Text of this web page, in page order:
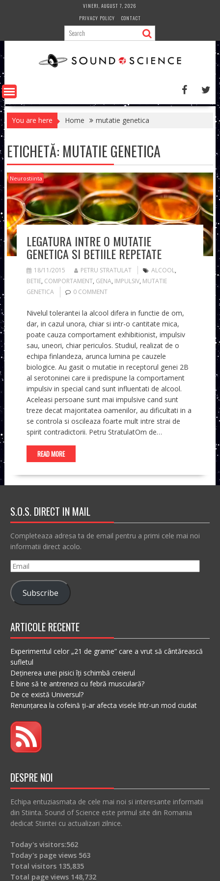
VINERI, AUGUST 7, 2026
PRIVACY POLICY
CONTACT
You are here Home mutatie genetica
ETICHETĂ: MUTATIE GENETICA
Neurostiinta
LEGATURA INTRE O MUTATIE
GENETICA SI BETIILE REPETATE
18/11/2015 PETRU STRATULAT ALCOOL,
BETIE, COMPORTAMENT, GENA, IMPULSIV, MUTATIE
GENETICA
0 COMMENT
Nivelul tolerantei la alcool difera in functie de om,
dar, in cazul unora, chiar si intr-o cantitate mica,
poate cauza comportament exhibitionist, impulsiv
sau, uneori, chiar periculos. Studiul, realizat de o
echipa finlandeza, arunca lumina pe cauzele
biologice. Au gasit o mutatie in receptorul genei 2B
al serotoninei care ii predispune la comportament
impulsiv in special cand sunt influentati de alcool.
Aceleasi persoane sunt mai impulsive cand sunt
treze decat majoritatea oamenilor, au dificultati in a
se controla si oscileaza foarte mult intre strai de
spirit contradictorii. Petru StratulatOm de…
READ MORE
S.O.S. DIRECT IN MAIL
Completeaza adresa ta de email pentru a primi cele mai noi
informatii direct acolo.
Email
Subscribe
ARTICOLE RECENTE
Experimentul celor „21 de grame” care a vrut să cântărească
sufletul
Deținerea unei pisici îți schimbă creierul
E bine să te antrenezi cu febră musculară?
De ce există Universul?
Renunțarea la cofeină ți-ar afecta visele într-un mod ciudat
DESPRE NOI
Echipa entuziasmata de cele mai noi si interesante informatii
din Stiinta. Sound of Science este primul site din Romania
dedicat Stiintei cu actualizari zilnice.
Today's visitors:562
Today's page views 563
Total visitors 135,835
Total page views 148,732